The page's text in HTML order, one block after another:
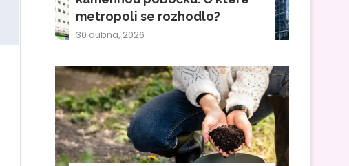
metropoli se rozhodlo?
30 dubna, 2026